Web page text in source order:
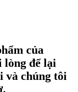
của
lòng để lại
và chúng tôi